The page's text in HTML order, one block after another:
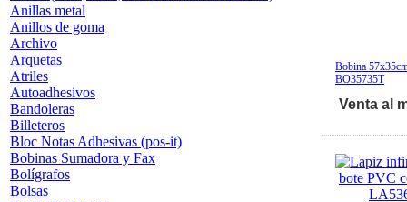
Anillas metal
Anillos de goma
Archivo
Arquetas
Atriles
Autoadhesivos
Bandoleras
Billeteros
Bloc Notas Adhesivas (pos-it)
Bobinas Sumadora y Fax
Bolígrafos
Bolsas
Bobina
BO35735T
Venta al